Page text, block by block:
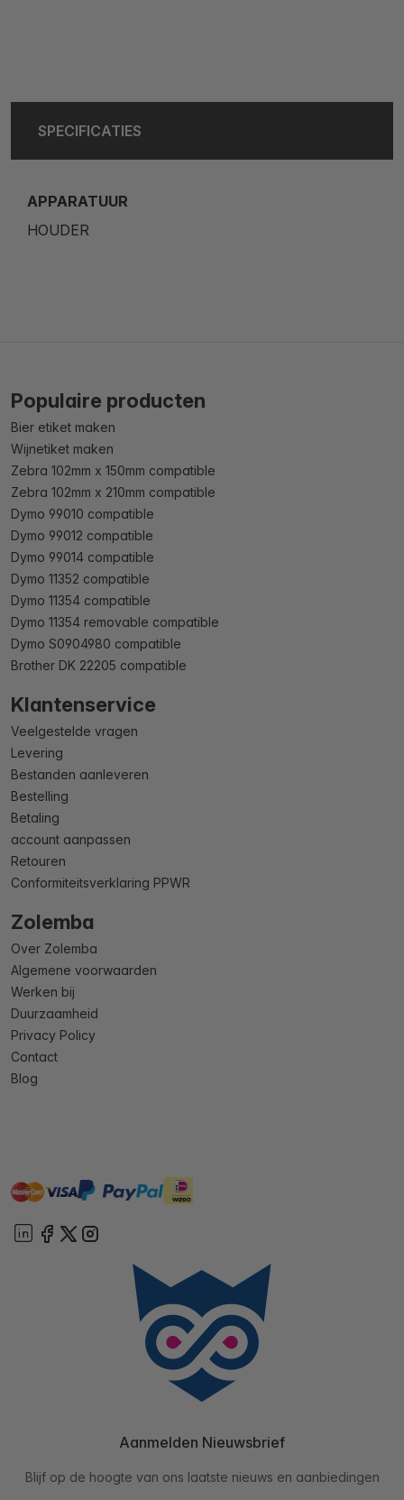
SPECIFICATIES
APPARATUUR
HOUDER
Populaire producten
Bier etiket maken
Wijnetiket maken
Zebra 102mm x 150mm compatible
Zebra 102mm x 210mm compatible
Dymo 99010 compatible
Dymo 99012 compatible
Dymo 99014 compatible
Dymo 11352 compatible
Dymo 11354 compatible
Dymo 11354 removable compatible
Dymo S0904980 compatible
Brother DK 22205 compatible
Klantenservice
Veelgestelde vragen
Levering
Bestanden aanleveren
Bestelling
Betaling
account aanpassen
Retouren
Conformiteitsverklaring PPWR
Zolemba
Over Zolemba
Algemene voorwaarden
Werken bij
Duurzaamheid
Privacy Policy
Contact
Blog
mastervisa paypal ideal
Aanmelden Nieuwsbrief
Blijf op de hoogte van ons laatste nieuws en aanbiedingen